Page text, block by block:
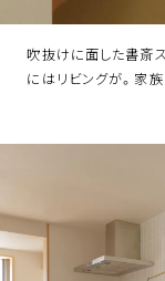
吹抜けに面した書斎
にはリビングが。家